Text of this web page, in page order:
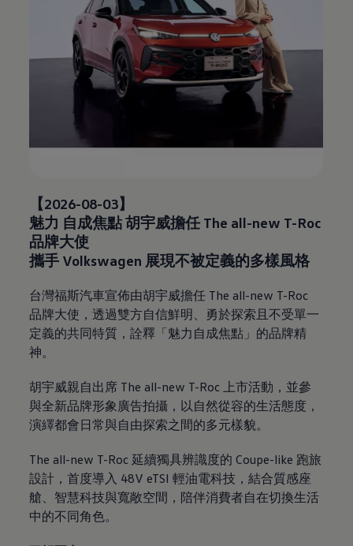
【2026-08-03】
魅力 自成焦點 胡宇威擔任 The all-new T-Roc
品牌大使
攜手 Volkswagen 展現不被定義的多樣風格
台灣福斯汽車宣佈由胡宇威擔任 The all-new T-Roc
品牌大使，透過雙方自信鮮明、勇於探索且不受單一
定義的共同特質，詮釋「魅力自成焦點」的品牌精
神。
胡宇威親自出席 The all-new T-Roc 上市活動，並參
與全新品牌形象廣告拍攝，以自然從容的生活態度，
演繹都會日常與自由探索之間的多元樣貌。
The all-new T-Roc 延續獨具辨識度的 Coupe-like 跑旅
設計，首度導入 48V eTSI 輕油電科技，結合質感座
艙、智慧科技與寬敞空間，陪伴消費者自在切換生活
中的不同角色。